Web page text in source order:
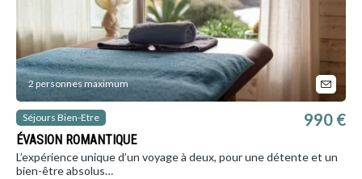
2 personnes maximum
Séjours Bien-Etre
ÉVASION ROMANTIQUE
990 €
L’expérience unique d’un voyage à deux, pour une détente et un
bien-être absolus…